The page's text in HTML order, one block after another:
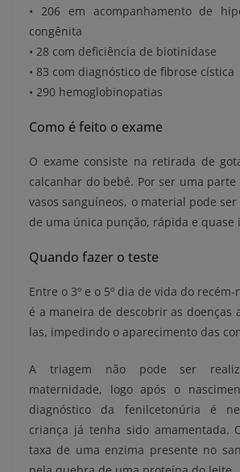
• 206 em acompanhamento de
congênita
• 28 com deficiência de biotinidase
• 83 com diagnóstico de fibrose cística
• 290 hemoglobinopatias
Como é feito o exame
O exame consiste na retirada de
calcanhar do bebê. Por ser uma
vasos sanguíneos, o material pode
de uma única punção, rápida e quase
Quando fazer o teste
Entre o 3º e o 5º dia de vida do
é a maneira de descobrir as doenças
las, impedindo o aparecimento das
A triagem não pode ser
maternidade, logo após o
diagnóstico da fenilcetonúria é
criança já tenha sido amamentada.
taxa de uma enzima presente no